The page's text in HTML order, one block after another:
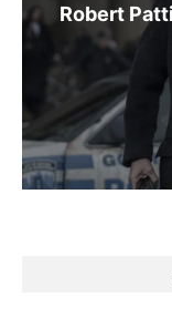
Robert